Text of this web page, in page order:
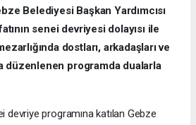
Belediyesi Başkan Yardımcısı
senei devriyesi dolayısı ile
dostları, arkadaşları ve
düzenlenen programda dualarla
devriye programına katılan Gebze